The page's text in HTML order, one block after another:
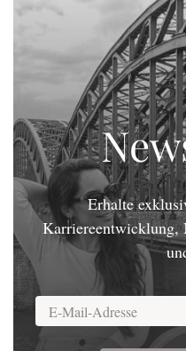
Erhalte
Karriereentwicklung,